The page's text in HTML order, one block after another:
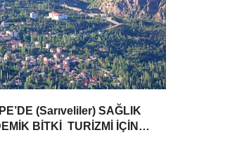
(Sarıveliler) SAĞLIK
BİTKİ TURİZMİ İÇİN